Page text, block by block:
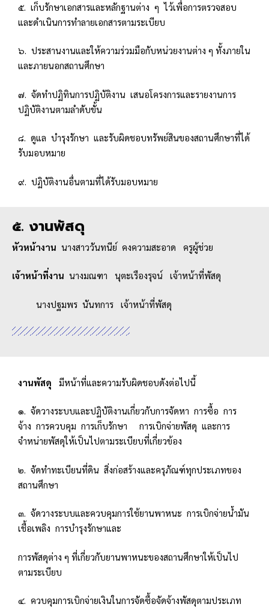
๕. เก็บรักษาเอกสารและหลักฐานต่าง ๆ ไว้เพื่อการตรวจสอบ
และดำเนินการทำลายเอกสารตามระเบียบ
๖. ประสานงานและให้ความร่วมมือกับหน่วยงานต่าง ๆ ทั้งภายใน
และภายนอกสถานศึกษา
๗. จัดทำปฏิทินการปฏิบัติงาน เสนอโครงการและรายงานการ
ปฏิบัติงานตามลำดับขั้น
๘. ดูแล บำรุงรักษา และรับผิดชอบทรัพย์สินของสถานศึกษาที่ได้
รับมอบหมาย
๙. ปฏิบัติงานอื่นตามที่ได้รับมอบหมาย
๕. งานพัสดุ
หัวหน้างาน นางสาววันทนีย์ คงความสะอาด ครูผู้ช่วย
เจ้าหน้าที่งาน นางมณฑา นุตะเรืองรุจน์ เจ้าหน้าที่พัสดุ
นางปฐมพร นันทการ เจ้าหน้าที่พัสดุ
งานพัสดุ มีหน้าที่และความรับผิดชอบดังต่อไปนี้
๑. จัดวางระบบและปฏิบัติงานเกี่ยวกับการจัดหา การซื้อ การ
จ้าง การควบคุม การเก็บรักษา การเบิกจ่ายพัสดุ และการ
จำหน่ายพัสดุให้เป็นไปตามระเบียบที่เกี่ยวข้อง
๒. จัดทำทะเบียนที่ดิน สิ่งก่อสร้างและครุภัณฑ์ทุกประเภทของ
สถานศึกษา
๓. จัดวางระบบและควบคุมการใช้ยานพาหนะ การเบิกจ่ายน้ำมัน
เชื้อเพลิง การบำรุงรักษาและ
การพัสดุต่าง ๆ ที่เกี่ยวกับยานพาหนะของสถานศึกษาให้เป็นไป
ตามระเบียบ
๔. ควบคุมการเบิกจ่ายเงินในการจัดซื้อจัดจ้างพัสดุตามประเภท